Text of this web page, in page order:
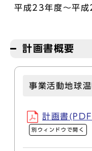
平成23年度～平
計画書概要
事業活動地球
計画書
別ウィンドウで開く